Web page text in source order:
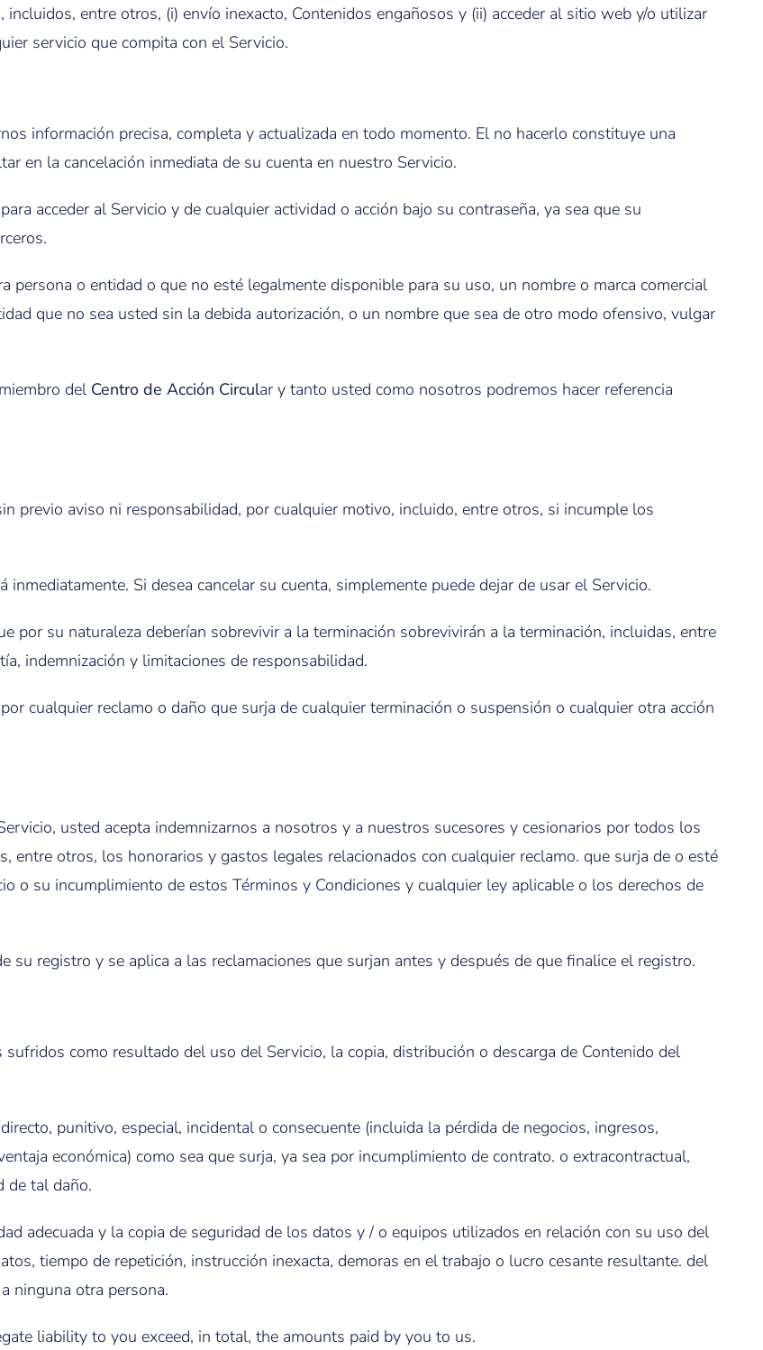
entre otros, (i) envío inexacto, Contenidos engañosos y (ii) acceder al sitio web y/o utilizar
servicio que compita con el Servicio.
información precisa, completa y actualizada en todo momento. El no hacerlo constituye una
en la cancelación inmediata de su cuenta en nuestro Servicio.
acceder al Servicio y de cualquier actividad o acción bajo su contraseña, ya sea que su
persona o entidad o que no esté legalmente disponible para su uso, un nombre o marca comercial
que no sea usted sin la debida autorización, o un nombre que sea de otro modo ofensivo, vulgar
del Centro de Acción Circular y tanto usted como nosotros podremos hacer referencia
previo aviso ni responsabilidad, por cualquier motivo, incluido, entre otros, si incumple los
Si desea cancelar su cuenta, simplemente puede dejar de usar el Servicio.
por su naturaleza deberían sobrevivir a la terminación sobrevivirán a la terminación, incluidas, entre
indemnización y limitaciones de responsabilidad.
cualquier reclamo o daño que surja de cualquier terminación o suspensión o cualquier otra acción
usted acepta indemnizarnos a nosotros y a nuestros sucesores y cesionarios por todos los
entre otros, los honorarios y gastos legales relacionados con cualquier reclamo. que surja de o esté
o su incumplimiento de estos Términos y Condiciones y cualquier ley aplicable o los derechos de
su registro y se aplica a las reclamaciones que surjan antes y después de que finalice el registro.
como resultado del uso del Servicio, la copia, distribución o descarga de Contenido del
punitivo, especial, incidental o consecuente (incluida la pérdida de negocios, ingresos,
económica) como sea que surja, ya sea por incumplimiento de contrato. o extracontractual,
de tal daño.
adecuada y la copia de seguridad de los datos y / o equipos utilizados en relación con su uso del
tiempo de repetición, instrucción inexacta, demoras en el trabajo o lucro cesante resultante. del
ninguna otra persona.
liability to you exceed, in total, the amounts paid by you to us.